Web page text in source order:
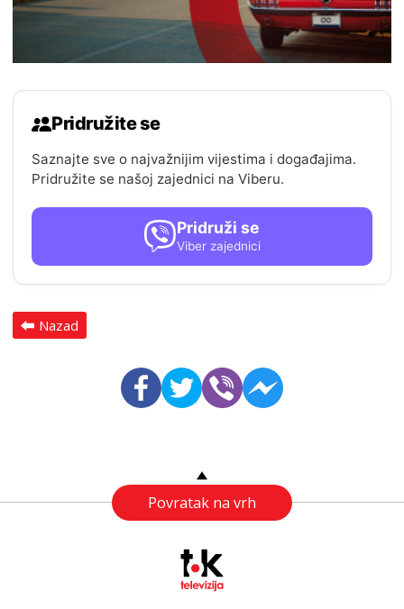
Pridružite se
Saznajte sve o najvažnijim vijestima i događajima.
Pridružite se našoj zajednici na Viberu.
Pridruži se
Viber zajednici
Nazad
Povratak na vrh